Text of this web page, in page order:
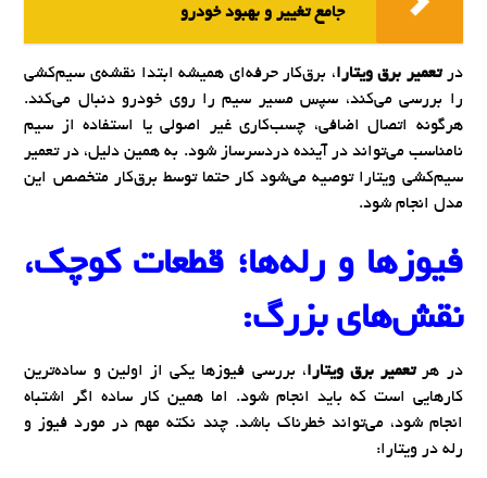
جامع تغییر و بهبود خودرو
درتعمیر برق ویتارا، برق‌کار حرفه‌ای همیشه ابتدا نقشه‌ی سیم‌کشی
را بررسی می‌کند، سپس مسیر سیم را روی خودرو دنبال می‌کند.
هرگونه اتصال اضافی، چسب‌کاری غیر اصولی یا استفاده از سیم
نامناسب می‌تواند در آینده دردسرساز شود. به همین دلیل، در تعمیر
سیم‌کشی ویتارا توصیه می‌شود کار حتما توسط برق‌کار متخصص این
مدل انجام شود.
فیوزها و رله‌ها؛ قطعات کوچک،
نقش‌های بزرگ:
در هرتعمیر برق ویتارا، بررسی فیوزها یکی از اولین و ساده‌ترین
کارهایی است که باید انجام شود. اما همین کار ساده اگر اشتباه
انجام شود، می‌تواند خطرناک باشد. چند نکته مهم در مورد فیوز و
رله در ویتارا: